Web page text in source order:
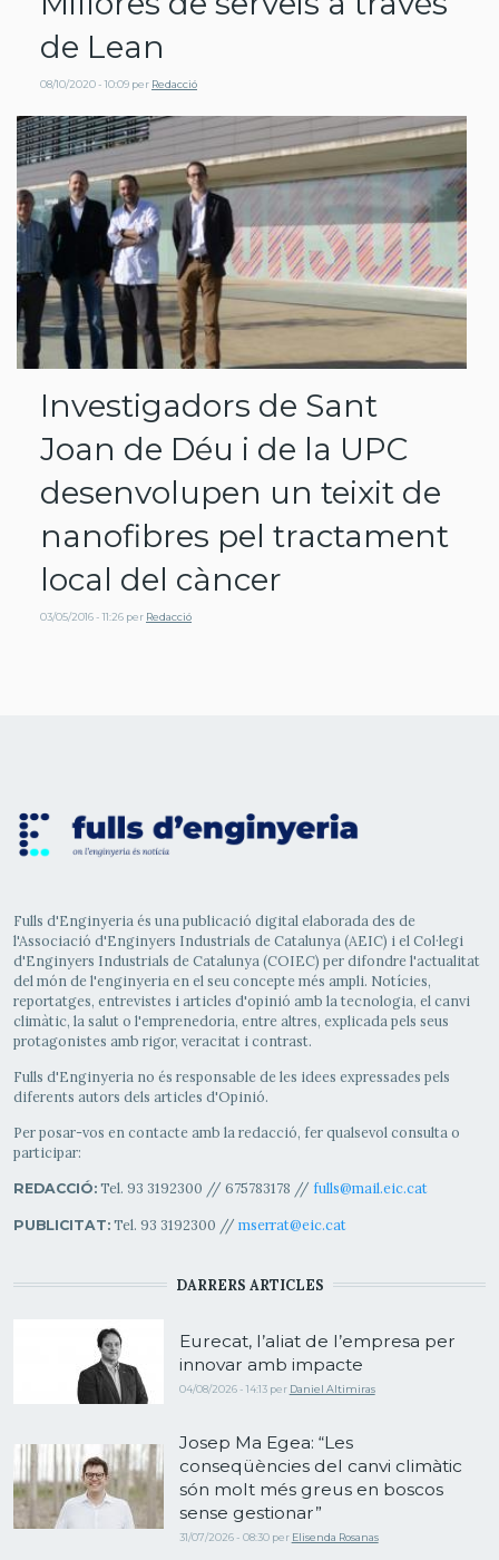
de Lean
08/10/2020 - 10:09 per Redacció
Investigadors de Sant
Joan de Déu i de la UPC
desenvolupen un teixit de
nanofibres pel tractament
local del càncer
03/05/2016 - 11:26 per Redacció
Fulls d'Enginyeria és una publicació digital elaborada des de
l'Associació d'Enginyers Industrials de Catalunya (AEIC) i el Col·legi
d'Enginyers Industrials de Catalunya (COIEC) per difondre l'actualitat
del món de l'enginyeria en el seu concepte més ampli. Notícies,
reportatges, entrevistes i articles d'opinió amb la tecnologia, el canvi
climàtic, la salut o l'emprenedoria, entre altres, explicada pels seus
protagonistes amb rigor, veracitat i contrast.
Fulls d'Enginyeria no és responsable de les idees expressades pels
diferents autors dels articles d'Opinió.
Per posar-vos en contacte amb la redacció, fer qualsevol consulta o
participar:
REDACCIÓ:Tel. 93 3192300 // 675783178 // fulls@mail.eic.cat
PUBLICITAT:Tel. 93 3192300 // mserrat@eic.cat
DARRERS ARTICLES
Eurecat, l’aliat de l’empresa per
innovar amb impacte
04/08/2026 - 14:13 per Daniel Altimiras
Josep Ma Egea: “Les
conseqüències del canvi climàtic
són molt més greus en boscos
sense gestionar”
31/07/2026 - 08:30 per Elisenda Rosanas